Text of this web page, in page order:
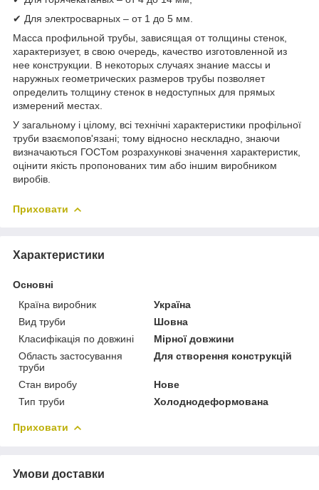
✔ Для электросварных – от 1 до 5 мм.
Масса профильной трубы, зависящая от толщины стенок,
характеризует, в свою очередь, качество изготовленной из
нее конструкции. В некоторых случаях знание массы и
наружных геометрических размеров трубы позволяет
определить толщину стенок в недоступных для прямых
измерений местах.
У загальному і цілому, всі технічні характеристики профільної
труби взаємопов'язані; тому відносно нескладно, знаючи
визначаються ГОСТом розрахункові значення характеристик,
оцінити якість пропонованих тим або іншим виробником
виробів.
Приховати
Характеристики
Основні
Країна виробник
Україна
Вид труби
Шовна
Класифікація по довжині
Мірної довжини
Область застосування
труби
Для створення конструкцій
Стан виробу
Нове
Тип труби
Холоднодеформована
Приховати
Умови доставки